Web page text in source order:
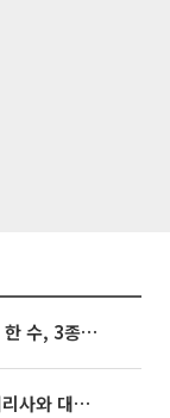
'2TV 생생정보' 오늘방송맛집- 결정적 한 수, 3종 메밀면! 메밀 소바 맛집 '의○○○○'
포스코퓨처엠, LFP 시장 뚫었다…배터리사와 대규모 장기 공급 합의